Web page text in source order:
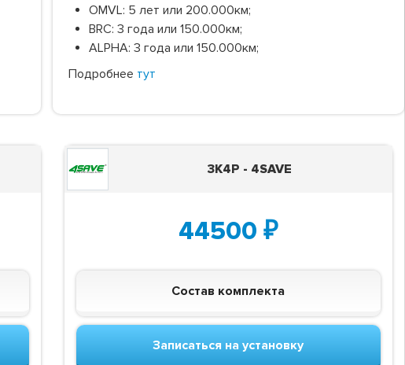
OMVL: 5 лет или 200.000км;
BRC: 3 года или 150.000км;
ALPHA: 3 года или 150.000км;
Подробнее тут
3K4P - 4SAVE
44500 ₽
Состав комплекта
Записаться на установку